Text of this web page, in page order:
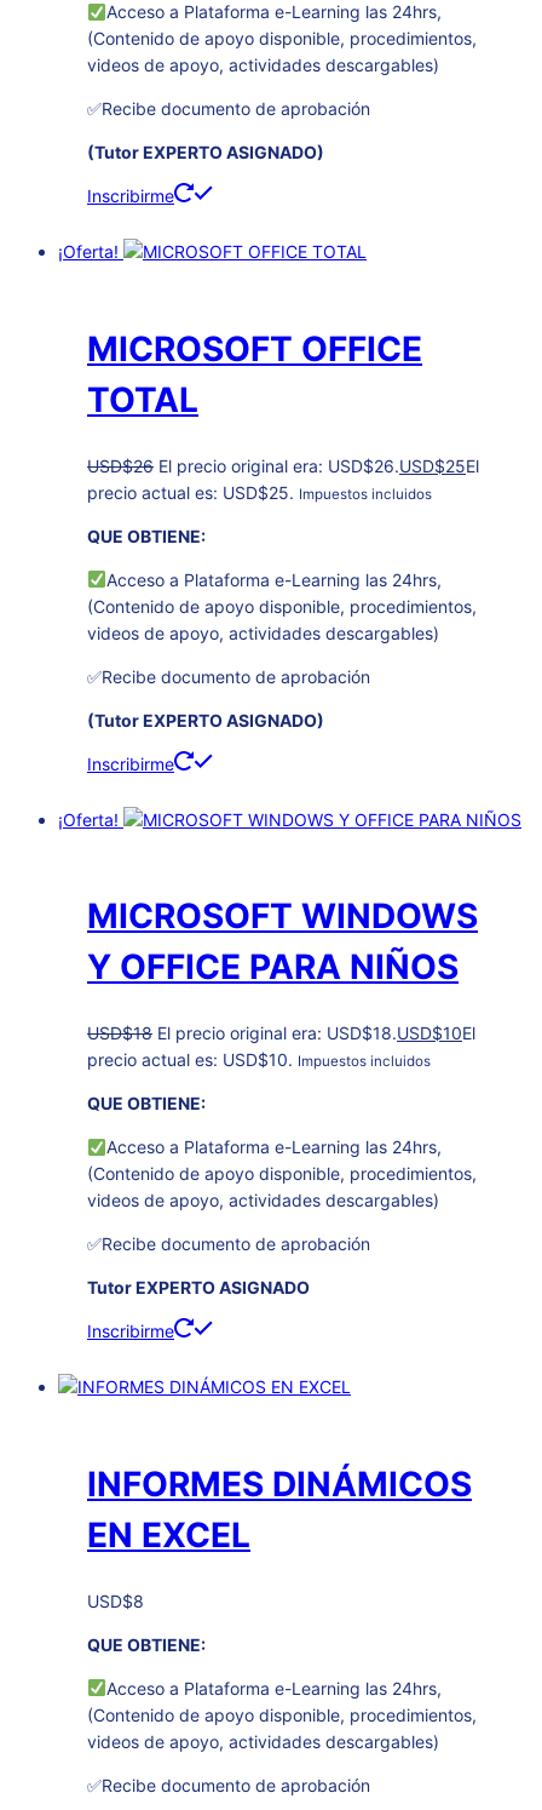
Acceso a Plataforma e-Learning las 24hrs,
(Contenido de apoyo disponible, procedimientos,
videos de apoyo, actividades descargables)
✅Recibe documento de aprobación
(Tutor EXPERTO ASIGNADO)
Inscribirme
¡Oferta!
MICROSOFT OFFICE
TOTAL
USD$26 El precio original era: USD$26.USD$25El
precio actual es: USD$25. Impuestos incluidos
QUE OBTIENE:
Acceso a Plataforma e-Learning las 24hrs,
(Contenido de apoyo disponible, procedimientos,
videos de apoyo, actividades descargables)
✅Recibe documento de aprobación
(Tutor EXPERTO ASIGNADO)
Inscribirme
¡Oferta!
MICROSOFT WINDOWS
Y OFFICE PARA NIÑOS
USD$18 El precio original era: USD$18.USD$10El
precio actual es: USD$10. Impuestos incluidos
QUE OBTIENE:
Acceso a Plataforma e-Learning las 24hrs,
(Contenido de apoyo disponible, procedimientos,
videos de apoyo, actividades descargables)
✅Recibe documento de aprobación
Tutor EXPERTO ASIGNADO
Inscribirme
INFORMES DINÁMICOS
EN EXCEL
USD$8
QUE OBTIENE:
Acceso a Plataforma e-Learning las 24hrs,
(Contenido de apoyo disponible, procedimientos,
videos de apoyo, actividades descargables)
✅Recibe documento de aprobación